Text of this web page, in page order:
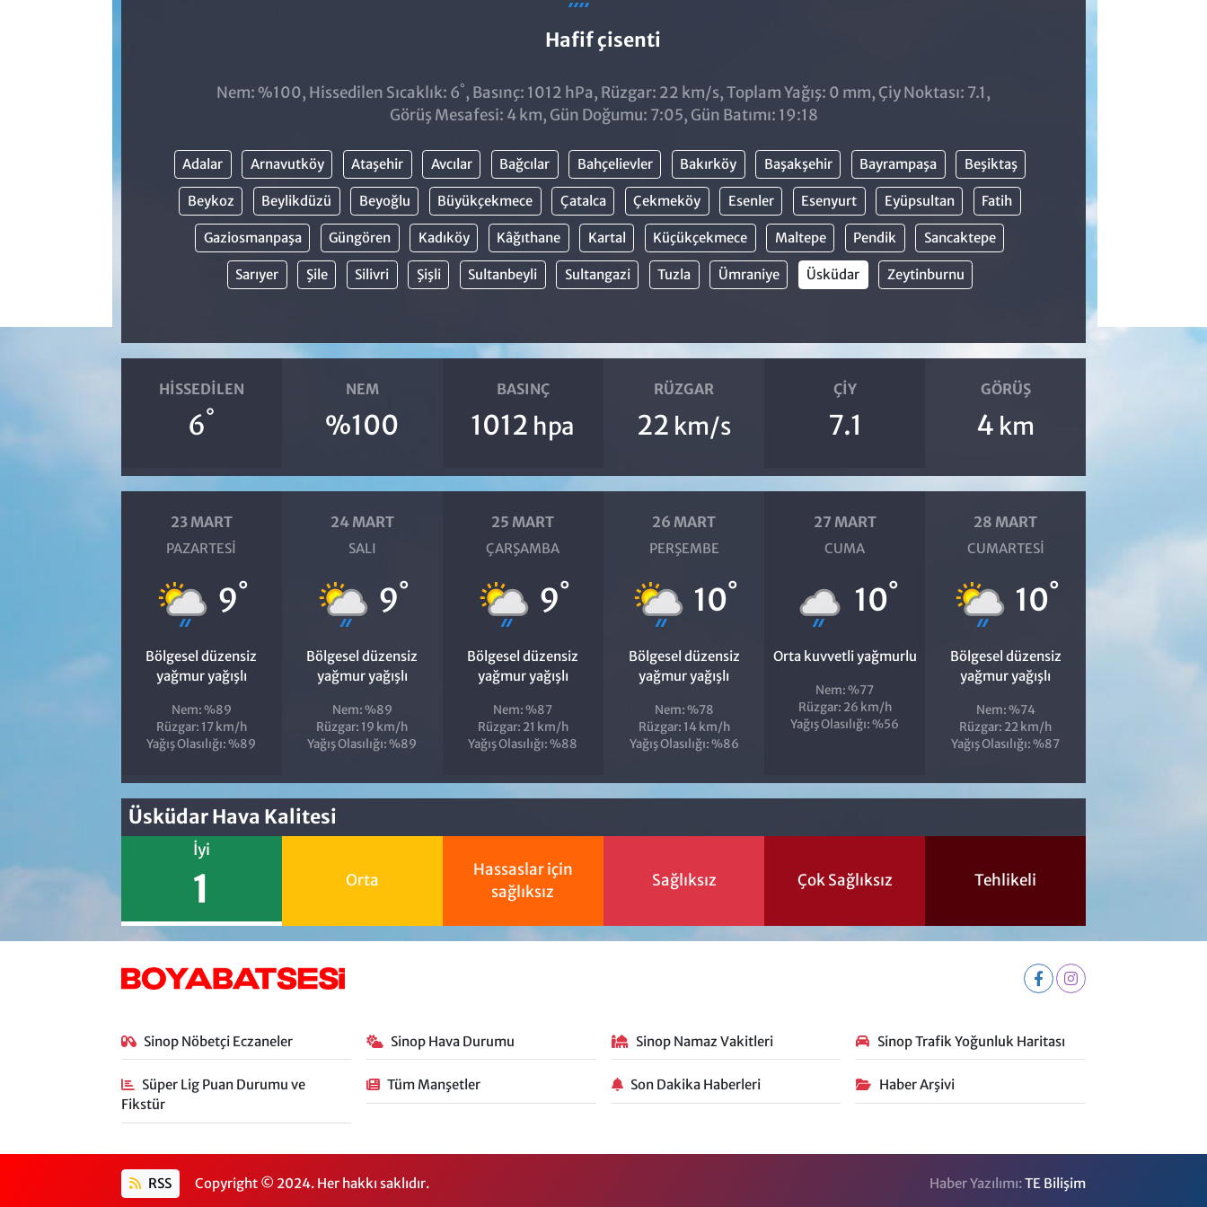
Hafif çisenti
Nem: %100, Hissedilen Sıcaklık: 6°, Basınç: 1012 hPa, Rüzgar: 22 km/s, Toplam Yağış: 0 mm, Çiy Noktası: 7.1,
Görüş Mesafesi: 4 km, Gün Doğumu: 7:05, Gün Batımı: 19:18
Adalar Arnavutköy Ataşehir Avcılar Bağcılar Bahçelievler Bakırköy Başakşehir Bayrampaşa Beşiktaş
Beykoz Beylikdüzü Beyoğlu Büyükçekmece Çatalca Çekmeköy Esenler Esenyurt Eyüpsultan Fatih
Gaziosmanpaşa Güngören Kadıköy Kâğıthane Kartal Küçükçekmece Maltepe Pendik Sancaktepe
Sarıyer Şile Silivri Şişli Sultanbeyli Sultangazi Tuzla Ümraniye Üsküdar Zeytinburnu
HISSEDILEN
6°
NEM
%100
BASINÇ
1012 hpa
RÜZGAR
22 km/s
ÇIY
7.1
GÖRÜŞ
4 km
23 MART
PAZARTESI
9°
Bölgesel düzensiz
yağmur yağışlı
Nem: %89
Rüzgar: 17 km/h
Yağış Olasılığı: %89
24 MART
SALI
9°
Bölgesel düzensiz
yağmur yağışlı
Nem: %89
Rüzgar: 19 km/h
Yağış Olasılığı: %89
25 MART
ÇARŞAMBA
9°
Bölgesel düzensiz
yağmur yağışlı
Nem: %87
Rüzgar: 21 km/h
Yağış Olasılığı: %88
26 MART
PERŞEMBE
10°
Bölgesel düzensiz
yağmur yağışlı
Nem: %78
Rüzgar: 14 km/h
Yağış Olasılığı: %86
27 MART
CUMA
10°
Orta kuvvetli yağmurlu
Nem: %77
Rüzgar: 26 km/h
Yağış Olasılığı: %56
28 MART
CUMARTESI
10°
Bölgesel düzensiz
yağmur yağışlı
Nem: %74
Rüzgar: 22 km/h
Yağış Olasılığı: %87
Üsküdar Hava Kalitesi
İyi
1 Orta
Hassaslar için
sağlıksız
Sağlıksız Çok Sağlıksız Tehlikeli
Sinop Nöbetçi Eczaneler Sinop Hava Durumu Sinop Namaz Vakitleri Sinop Trafik Yoğunluk Haritası
Süper Lig Puan Durumu ve
Fikstür
Tüm Manşetler Son Dakika Haberleri Haber Arşivi
RSS Copyright © 2024. Her hakkı saklıdır. Haber Yazılımı:TE Bilişim